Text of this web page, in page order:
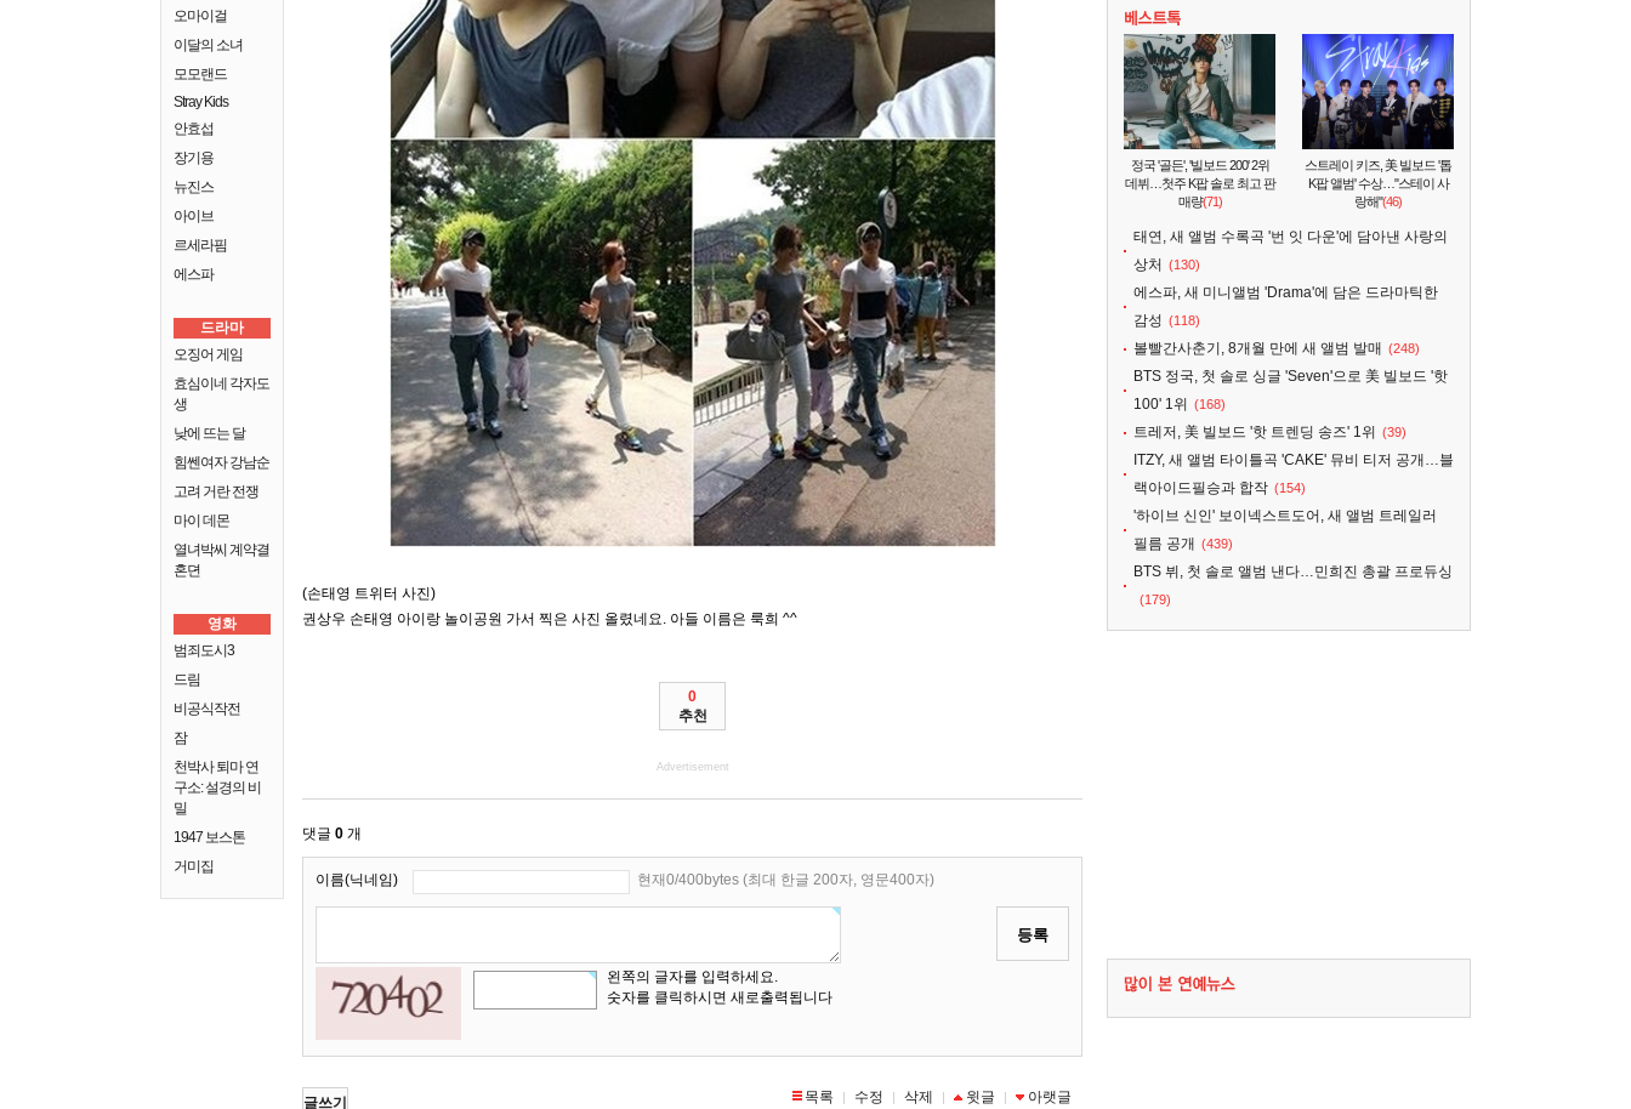
오마이걸
이달의 소녀
모모랜드
Stray Kids
안효섭
장기용
뉴진스
아이브
르세라핌
에스파
드라마
오징어 게임
효심이네 각자도
생
낮에 뜨는 달
힘쎈여자 강남순
고려 거란 전쟁
마이 데몬
열녀박씨 계약결
혼뎐
영화
범죄도시3
드림
비공식작전
잠
천박사 퇴마 연
구소: 설경의 비
밀
1947 보스톤
거미집
(손태영 트위터 사진)
권상우 손태영 아이랑 놀이공원 가서 찍은 사진 올렸네요. 아들 이름은 룩희 ^^
0
추천
Advertisement
댓글 0 개
이름(닉네임) 현재0/400bytes (최대 한글 200자, 영문400자)
등록
왼쪽의 글자를 입력하세요.
숫자를 클릭하시면 새로출력됩니다
글쓰기 목록 | 수정 | 삭제 | 윗글 | 아랫글
정국 '골든', '빌보드 200' 2위
데뷔…첫주 K팝 솔로 최고 판
매량(71)
스트레이 키즈, 美 빌보드 '톱
K팝 앨범' 수상…"스테이 사
랑해"(46)
태연, 새 앨범 수록곡 '번 잇 다운'에 담아낸 사랑의
상처 (130)
에스파, 새 미니앨범 'Drama'에 담은 드라마틱한
감성 (118)
볼빨간사춘기, 8개월 만에 새 앨범 발매 (248)
BTS 정국, 첫 솔로 싱글 'Seven'으로 美 빌보드 '핫
100' 1위
(168)
트레저, 美 빌보드 '핫 트렌딩 송즈' 1위 (39)
ITZY, 새 앨범 타이틀곡 'CAKE' 뮤비 티저 공개…블
랙아이드필승과 합작 (154)
'하이브 신인' 보이넥스트도어, 새 앨범 트레일러
필름 공개 (439)
BTS 뷔, 첫 솔로 앨범 낸다…민희진 총괄 프로듀싱
(179)